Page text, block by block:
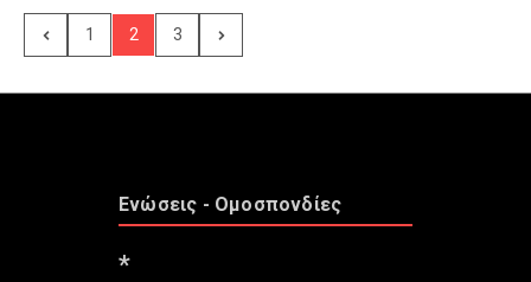
1 2 3
Ενώσεις - Ομοσπονδίες
*